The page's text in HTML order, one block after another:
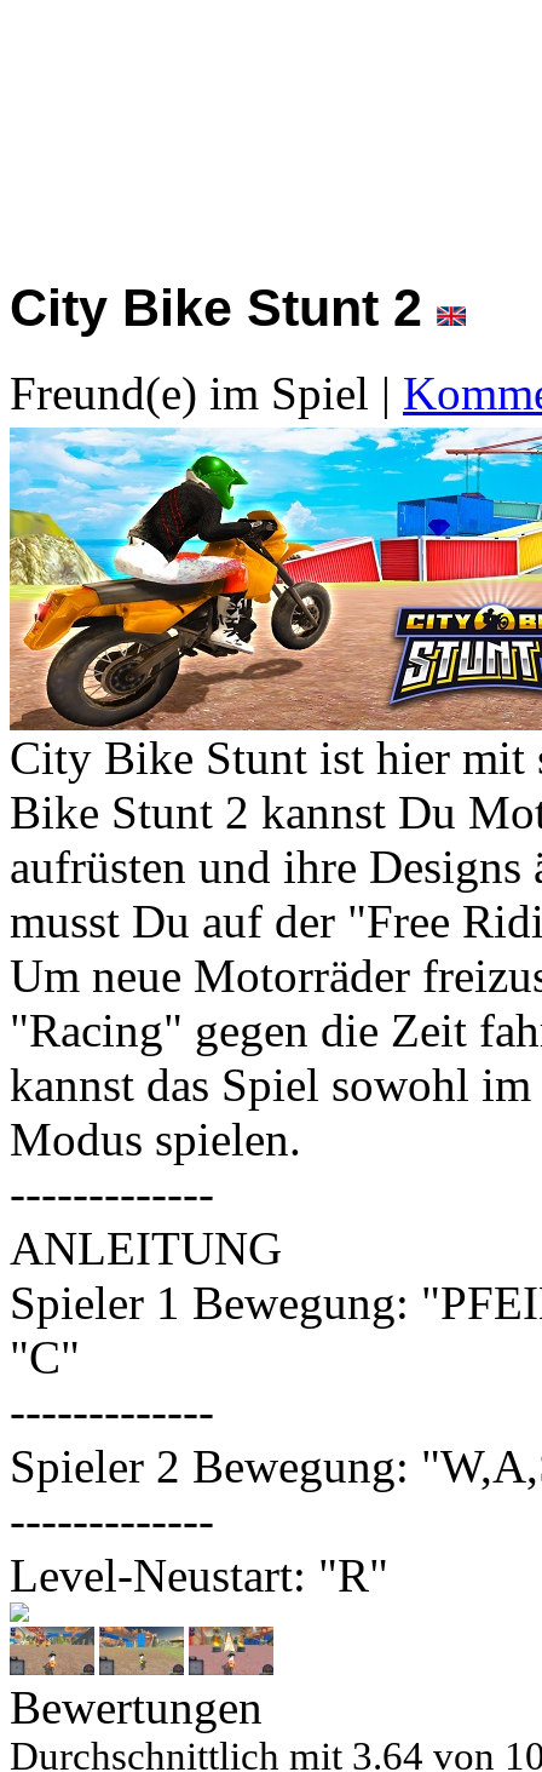
City Bike Stunt 2
Freund(e) im Spiel |
City Bike Stunt ist hier mit
Bike Stunt 2 kannst Du
aufrüsten und ihre Designs
musst Du auf der "Free
Um neue Motorräder
"Racing" gegen die Zeit
kannst das Spiel sowohl
Modus spielen.
-------------
ANLEITUNG
Spieler 1 Bewegung:
"C"
-------------
Spieler 2 Bewegung:
-------------
Level-Neustart: "R"
Bewertungen
Durchschnittlich mit 3.64 von